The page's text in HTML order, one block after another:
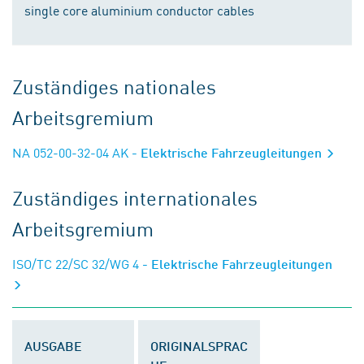
single core aluminium conductor cables
Zuständiges nationales
Arbeitsgremium
NA 052-00-32-04 AK - Elektrische Fahrzeugleitungen
Zuständiges internationales
Arbeitsgremium
ISO/TC 22/SC 32/WG 4 - Elektrische Fahrzeugleitungen
AUSGABE
ORIGINALSPRAC